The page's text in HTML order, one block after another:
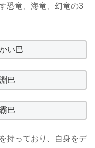
恐竜、海竜、幻竜の3
い巴
巴
巴
持っており、自身をデ